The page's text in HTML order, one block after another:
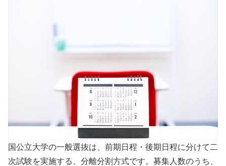
国公立大学の一般選抜は、前期日程・後期日程に分けて二
次試験を実施する、分離分割方式です。募集人数のうち、